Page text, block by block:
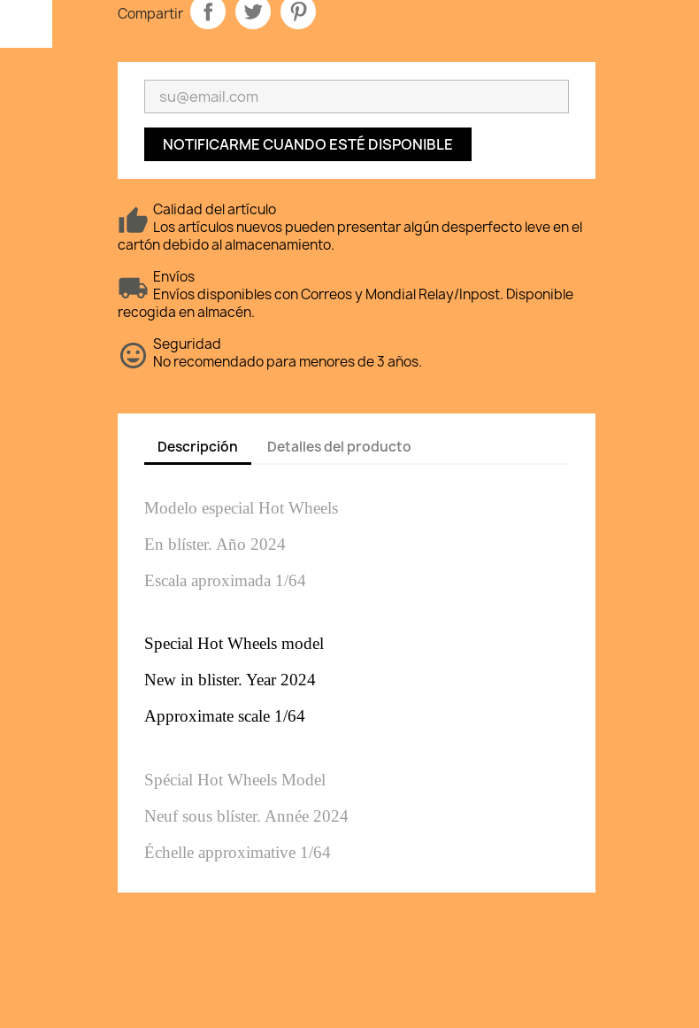
Compartir
NOTIFICARME CUANDO ESTÉ DISPONIBLE
Calidad del artículo
Los artículos nuevos pueden presentar algún desperfecto leve en el
cartón debido al almacenamiento.
Envíos
Envíos disponibles con Correos y Mondial Relay/Inpost. Disponible
recogida en almacén.
Seguridad
No recomendado para menores de 3 años.
Descripción Detalles del producto
Modelo especial Hot Wheels
En blíster. Año 2024
Escala aproximada 1/64
Special Hot Wheels model
New in blister. Year 2024
Approximate scale 1/64
Spécial Hot Wheels Model
Neuf sous blíster. Année 2024
Échelle approximative 1/64